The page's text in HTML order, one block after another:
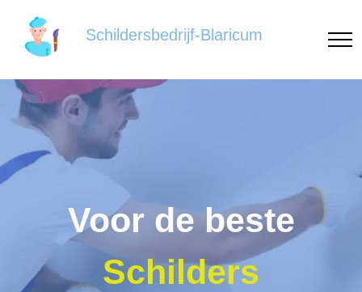
Schildersbedrijf-Blaricum
Voor de beste
Schilders